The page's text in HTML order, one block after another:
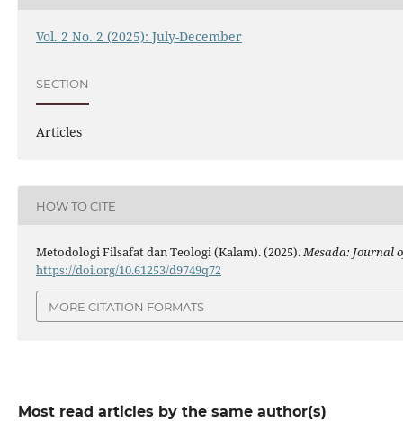
Vol. 2 No. 2 (2025): July-December
SECTION
Articles
HOW TO CITE
Metodologi Filsafat dan Teologi (Kalam). (2025).Mesada: Journal
https://doi.org/10.61253/d9749q72
MORE CITATION FORMATS
Most read articles by the same author(s)